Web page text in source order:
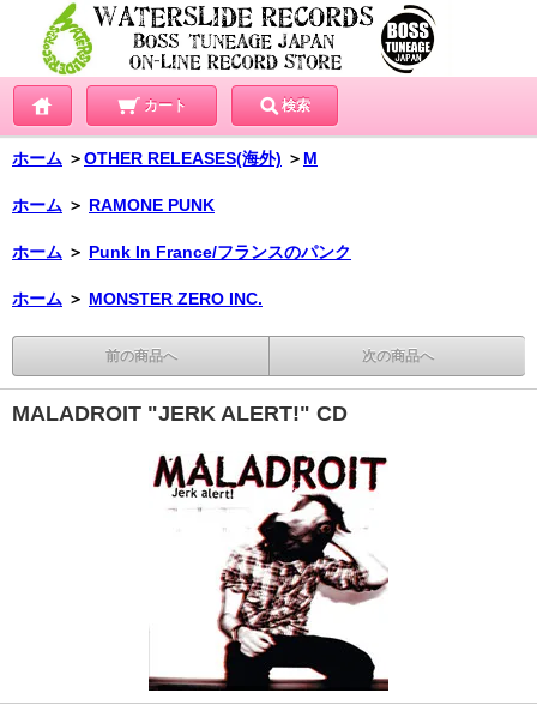
カート 検索
ホーム ＞OTHER RELEASES(海外) ＞ M
ホーム ＞ RAMONE PUNK
ホーム ＞ Punk In France/フランスのパンク
ホーム ＞ MONSTER ZERO INC.
前の商品へ 次の商品へ
MALADROIT "JERK ALERT!" CD